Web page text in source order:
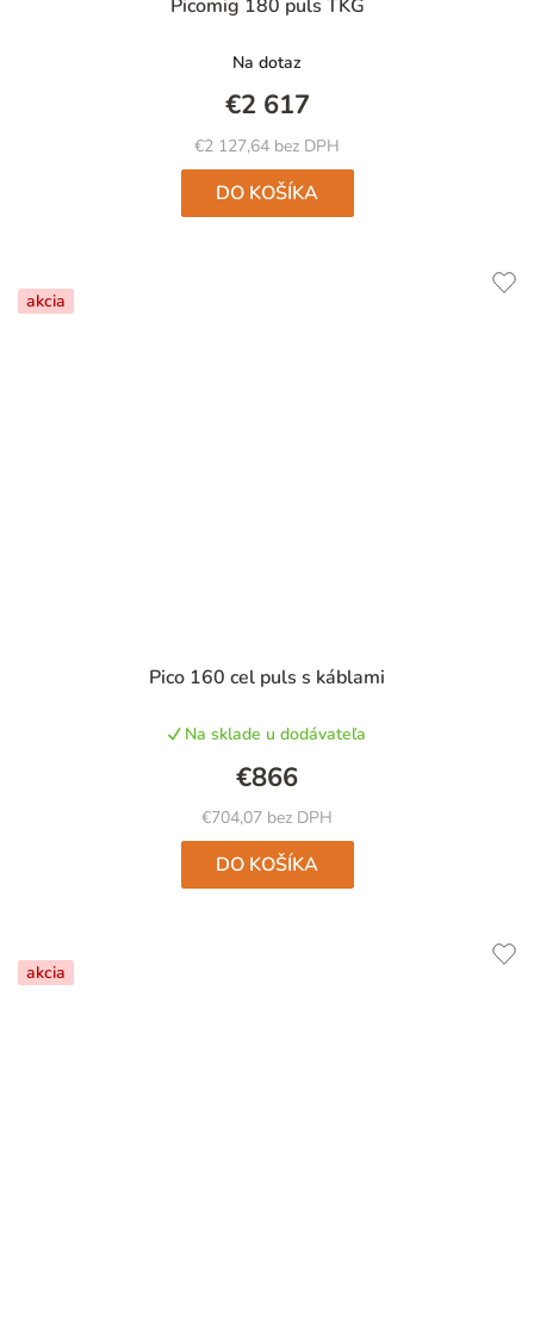
Picomig 180 puls TKG
Na dotaz
€2 127,64 bez DPH
€2 617
DO KOŠÍKA
akcia
Pico 160 cel puls s káblami
Na sklade u dodávateľa
€704,07 bez DPH
€866
DO KOŠÍKA
akcia